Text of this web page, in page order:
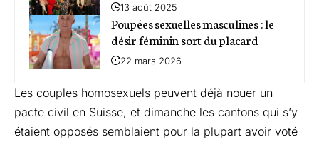
13 août 2025
Poupées sexuelles masculines : le
désir féminin sort du placard
22 mars 2026
Les couples homosexuels peuvent déjà nouer un
pacte civil en Suisse, et dimanche les cantons qui s’y
étaient opposés semblaient pour la plupart avoir voté